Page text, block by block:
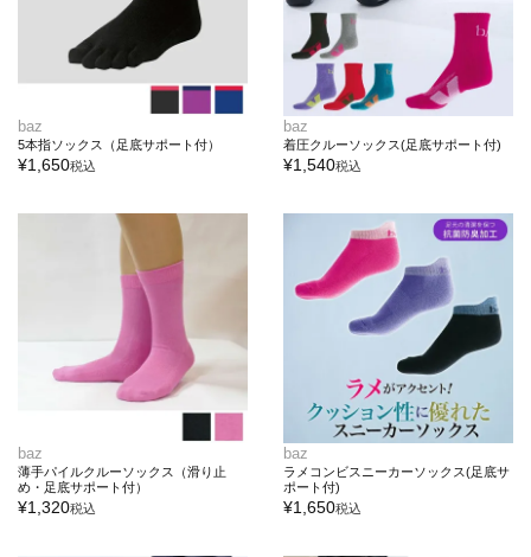
baz
5本指ソックス（足底サポート付）
¥1,650税込
baz
着圧クルーソックス(足底サポート付)
¥1,540税込
baz
薄手パイルクルーソックス（滑り止
め・足底サポート付）
¥1,320税込
baz
ラメコンビスニーカーソックス(足底サ
ポート付)
¥1,650税込